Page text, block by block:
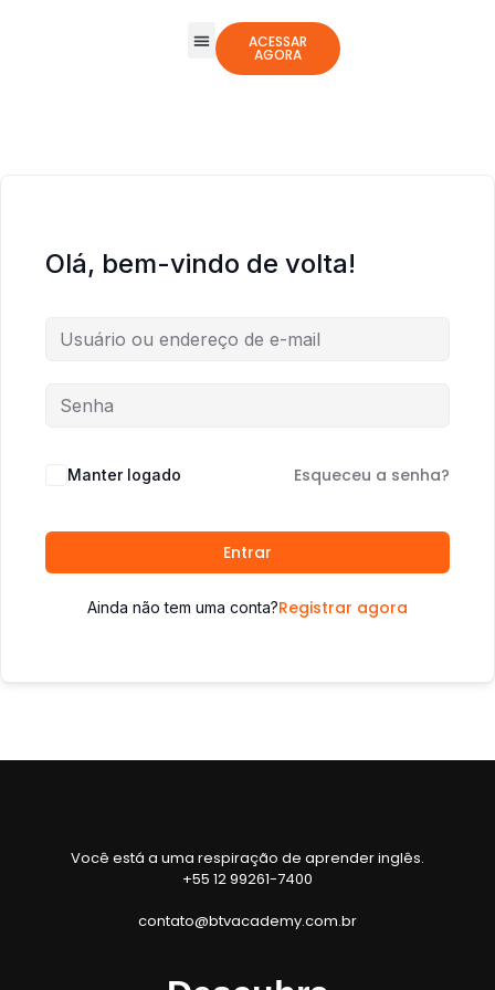
ACESSAR
AGORA
Olá, bem-vindo de volta!
Manter logado Esqueceu a senha?
Entrar
Ainda não tem uma conta?Registrar agora
Você está a uma respiração de aprender inglês.
+55 12 99261-7400
contato@btvacademy.com.br